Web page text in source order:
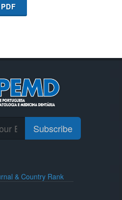
Subscribe